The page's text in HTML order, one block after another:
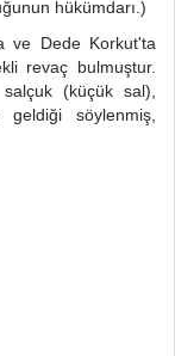
hükümdarı.)
ve Dede Korkut'ta
revaç bulmuştur.
(küçük sal),
geldiği söylenmiş,